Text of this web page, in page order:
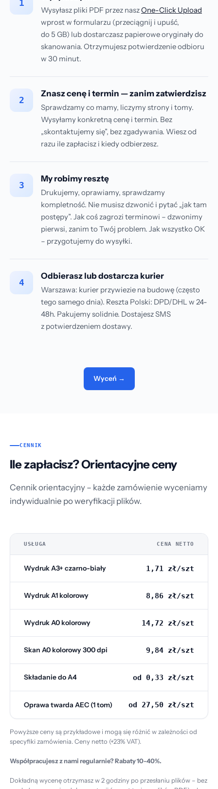
1
Wysyłasz pliki PDF przez naszOne-Click Upload
wprost w formularzu (przeciągnij i upuść,
do 5 GB) lub dostarczasz papierowe oryginały do
skanowania. Otrzymujesz potwierdzenie odbioru
w 30 minut.
2
Znasz cenę i termin — zanim zatwierdzisz
Sprawdzamy co mamy, liczymy strony i tomy.
Wysyłamy konkretną cenę i termin. Bez
„skontaktujemy się”, bez zgadywania. Wiesz od
razu ile zapłacisz i kiedy odbierzesz.
3
My robimy resztę
Drukujemy, oprawiamy, sprawdzamy
kompletność. Nie musisz dzwonić i pytać „jak tam
postępy”. Jak coś zagrozi terminowi – dzwonimy
pierwsi, zanim to Twój problem. Jak wszystko OK
– przygotujemy do wysyłki.
4
Odbierasz lub dostarcza kurier
Warszawa: kurier przywiezie na budowę (często
tego samego dnia). Reszta Polski: DPD/DHL w 24-
48h. Pakujemy solidnie. Dostajesz SMS
z potwierdzeniem dostawy.
Wyceń →
CENNIK
Ile zapłacisz? Orientacyjne ceny
Cennik orientacyjny – każde zamówienie wyceniamy
indywidualnie po weryfikacji plików.
USŁUGA CENA NETTO
Wydruk A3+ czarno-biały 1,71 zł/szt
Wydruk A1 kolorowy 8,86 zł/szt
Wydruk A0 kolorowy 14,72 zł/szt
Skan A0 kolorowy 300 dpi 9,84 zł/szt
Składanie do A4 od 0,33 zł/szt
Oprawa twarda AEC (1 tom) od 27,50 zł/szt
Powyższe ceny są przykładowe i mogą się różnić w zależności od
specyfiki zamówienia. Ceny netto (+23% VAT).
Współpracujesz z nami regularnie? Rabaty 10-40%.
Dokładną wycenę otrzymasz w 2 godziny po przesłaniu plików – bez